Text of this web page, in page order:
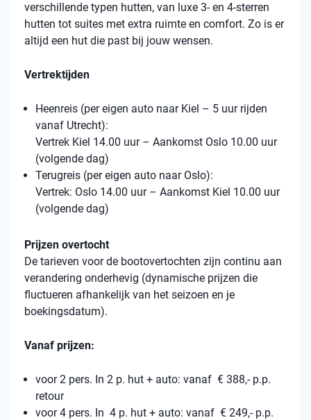
verschillende typen hutten, van luxe 3- en 4-sterren
hutten tot suites met extra ruimte en comfort. Zo is er
altijd een hut die past bij jouw wensen.
Vertrektijden
Heenreis (per eigen auto naar Kiel – 5 uur rijden
vanaf Utrecht):
Vertrek Kiel 14.00 uur – Aankomst Oslo 10.00 uur
(volgende dag)
Terugreis (per eigen auto naar Oslo):
Vertrek: Oslo 14.00 uur – Aankomst Kiel 10.00 uur
(volgende dag)
Prijzen overtocht
De tarieven voor de bootovertochten zijn continu aan
verandering onderhevig (dynamische prijzen die
fluctueren afhankelijk van het seizoen en je
boekingsdatum).
Vanaf prijzen:
voor 2 pers. In 2 p. hut + auto: vanaf € 388,- p.p.
retour
voor 4 pers. In 4 p. hut + auto: vanaf € 249,- p.p.